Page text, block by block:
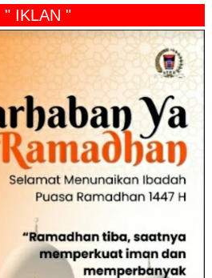
" IKLAN "